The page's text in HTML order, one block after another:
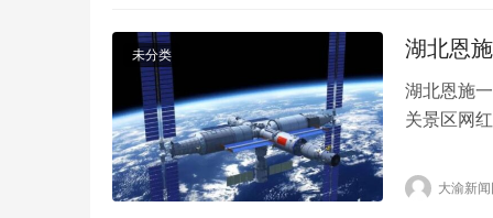
未分类 湖北恩
湖北恩施
关景区网
初，两端
大渝新